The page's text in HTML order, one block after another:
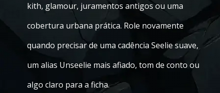
kith, glamour, juramentos antigos ou uma
cobertura urbana prática. Role novamente
quando precisar de uma cadência Seelie suave,
um alias Unseelie mais afiado, tom de conto ou
algo claro para a ficha.